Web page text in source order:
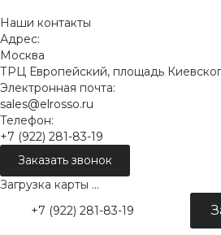
Наши контакты
Адрес:
Москва
ТРЦ Европейский, площадь
Электронная почта:
sales@elrosso.ru
Телефон:
+7 (922) 281-83-19
Заказать звонок
Загрузка карты ...
+7 (922) 281-83-19